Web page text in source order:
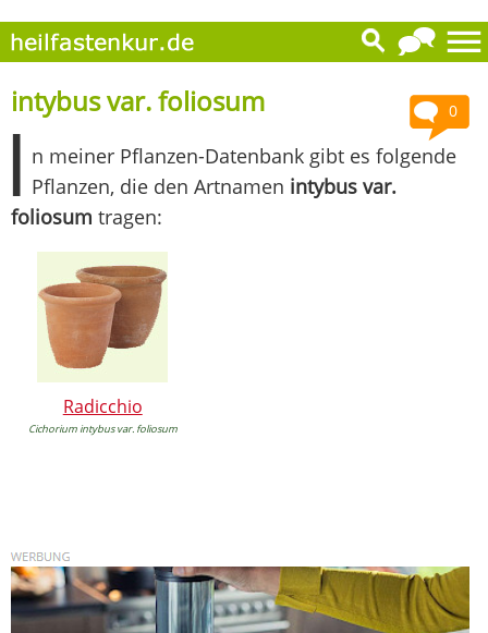
0
intybus var. foliosum
I n meiner Pflanzen-Datenbank gibt es folgende
Pflanzen, die den Artnamen intybus var.
foliosum tragen:
Radicchio
Cichorium intybus var. foliosum